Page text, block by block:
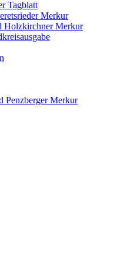
Tagblatt
Merkur
Holzkirchner Merkur
Penzberger Merkur